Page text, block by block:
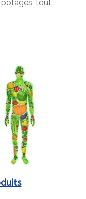
potages, tout